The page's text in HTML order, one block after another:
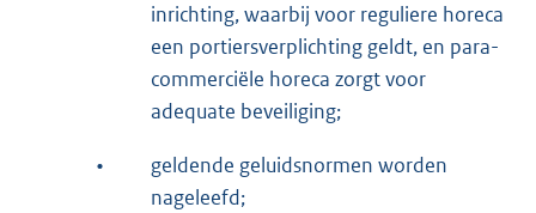
inrichting, waarbij voor reguliere horeca
een portiersverplichting geldt, en para-
commerciële horeca zorgt voor
adequate beveiliging;
•
geldende geluidsnormen worden
nageleefd;